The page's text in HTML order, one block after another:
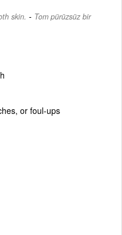
skin. - Tom pürüzsüz bir
or foul-ups